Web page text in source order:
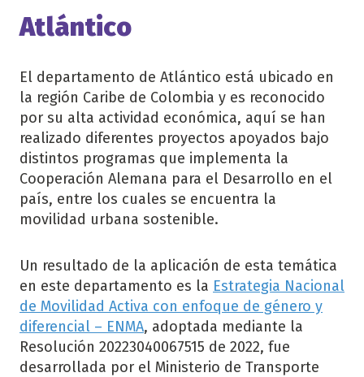
Atlántico
El departamento de Atlántico está ubicado en
la región Caribe de Colombia y es reconocido
por su alta actividad económica, aquí se han
realizado diferentes proyectos apoyados bajo
distintos programas que implementa la
Cooperación Alemana para el Desarrollo en el
país, entre los cuales se encuentra la
movilidad urbana sostenible.
Un resultado de la aplicación de esta temática
en este departamento es la Estrategia Nacional
de Movilidad Activa con enfoque de género y
diferencial – ENMA, adoptada mediante la
Resolución 20223040067515 de 2022, fue
desarrollada por el Ministerio de Transporte